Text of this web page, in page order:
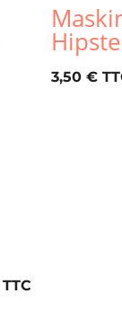
3,50 €